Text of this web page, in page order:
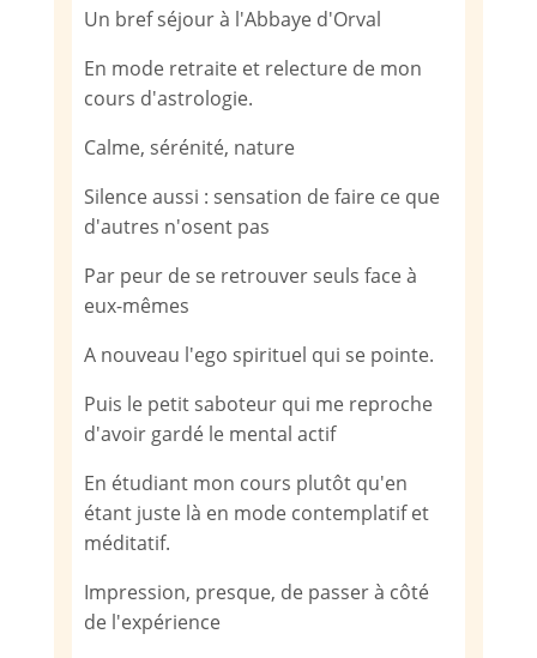
Un bref séjour à l'Abbaye d'Orval
En mode retraite et relecture de mon
cours d'astrologie.
Calme, sérénité, nature
Silence aussi : sensation de faire ce que
d'autres n'osent pas
Par peur de se retrouver seuls face à
eux-mêmes
A nouveau l'ego spirituel qui se pointe.
Puis le petit saboteur qui me reproche
d'avoir gardé le mental actif
En étudiant mon cours plutôt qu'en
étant juste là en mode contemplatif et
méditatif.
Impression, presque, de passer à côté
de l'expérience